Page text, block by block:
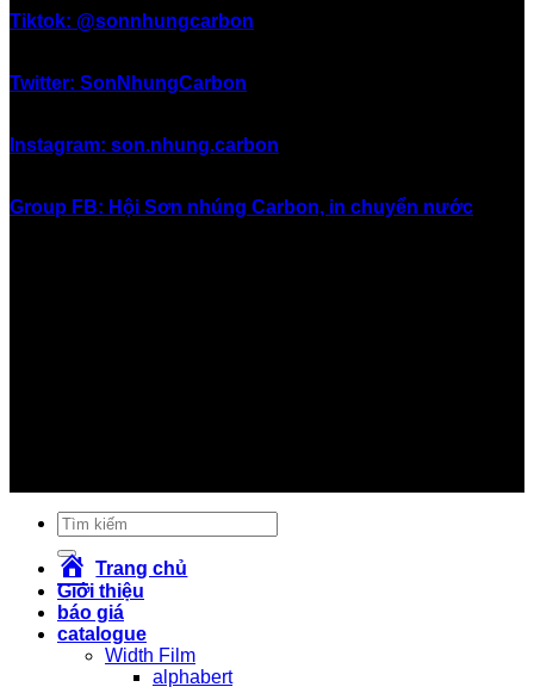
Tiktok: @sonnhungcarbon
Twitter: SonNhungCarbon
Instagram: son.nhung.carbon
Group FB: Hội Sơn nhúng Carbon, in chuyển nước
Tìm
kiếm:
Trang chủ
Giới thiệu
báo giá
catalogue
Width Film
alphabert